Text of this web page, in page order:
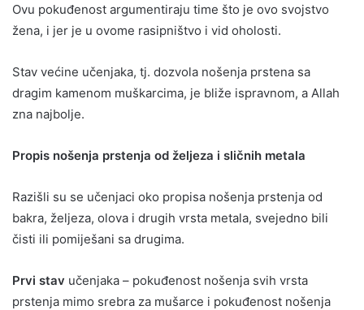
Ovu pokuđenost argumentiraju time što je ovo svojstvo
žena, i jer je u ovome rasipništvo i vid oholosti.
Stav većine učenjaka, tj. dozvola nošenja prstena sa
dragim kamenom muškarcima, je bliže ispravnom, a Allah
zna najbolje.
Propis nošenja prstenja od željeza i sličnih metala
Razišli su se učenjaci oko propisa nošenja prstenja od
bakra, željeza, olova i drugih vrsta metala, svejedno bili
čisti ili pomiješani sa drugima.
Prvi stav učenjaka – pokuđenost nošenja svih vrsta
prstenja mimo srebra za mušarce i pokuđenost nošenja